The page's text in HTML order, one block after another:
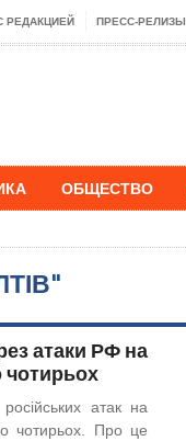
РЕДАКЦИЕЙ ПРЕСС-РЕЛИЗЫ
ОБЩЕСТВО
атаки РФ на
чотирьох
російських атак на
чотирьох. Про це